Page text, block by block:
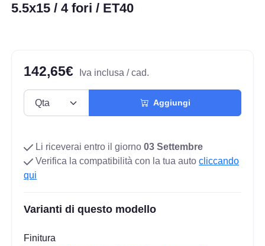
5.5x15 / 4 fori / ET40
142,65€ Iva inclusa / cad.
Aggiungi
Li riceverai entro il giorno03 Settembre
Verifica la compatibilità con la tua autocliccando
qui
Varianti di questo modello
Finitura